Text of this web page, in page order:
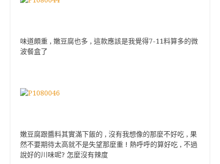
味道頗重 , 嫩豆腐也多 , 這款應該是我覺得7-11料算多的微
波餐盒了
嫩豆腐跟醬料其實滿下飯的 , 沒有我想像的那麼不好吃 , 果
然不要期待太高就不是失望那麼重 ! 熱呼呼的算好吃 , 不過
說好的川味呢? 怎麼沒有辣度